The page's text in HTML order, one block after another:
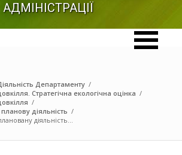
АДМІНІСТРАЦІЇ
Департаменту /
Стратегічна екологічна оцінка /
/
діяльність /
діяльність...